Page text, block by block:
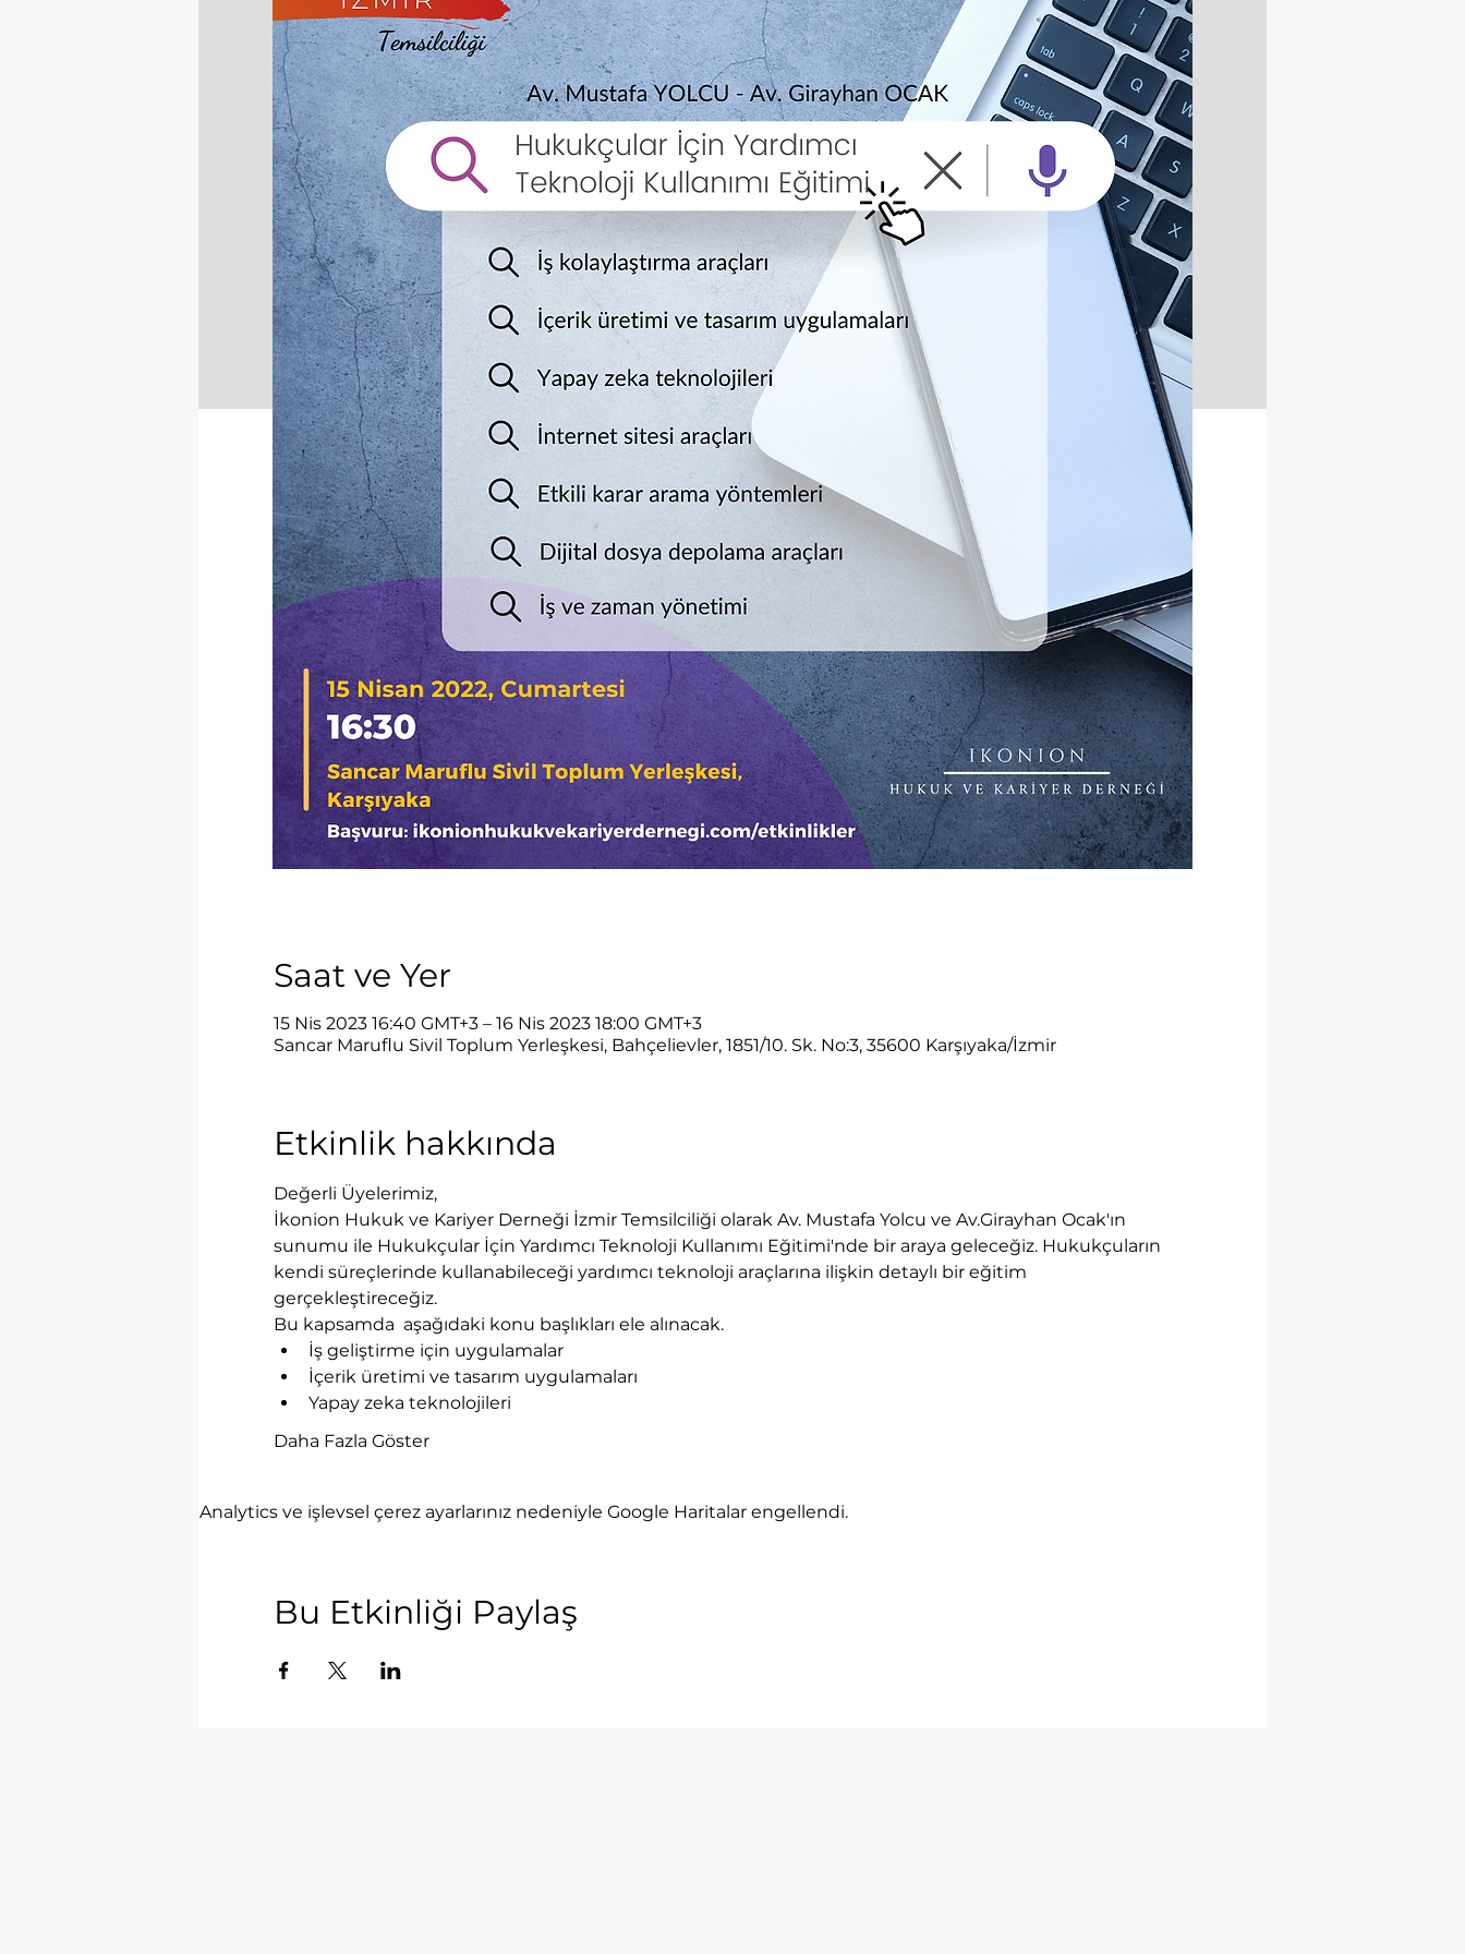
Saat ve Yer
15 Nis 2023 16:40 GMT+3 – 16 Nis 2023 18:00 GMT+3
Sancar Maruflu Sivil Toplum Yerleşkesi, Bahçelievler, 1851/10. Sk. No:3, 35600 Karşıyaka/İzmir
Etkinlik hakkında
Değerli Üyelerimiz,
İkonion Hukuk ve Kariyer Derneği İzmir Temsilciliği olarak Av. Mustafa Yolcu ve Av.Girayhan Ocak'ın
sunumu ile Hukukçular İçin Yardımcı Teknoloji Kullanımı Eğitimi'nde bir araya geleceğiz. Hukukçuların
kendi süreçlerinde kullanabileceği yardımcı teknoloji araçlarına ilişkin detaylı bir eğitim
gerçekleştireceğiz.
Bu kapsamda  aşağıdaki konu başlıkları ele alınacak.
İş geliştirme için uygulamalar
İçerik üretimi ve tasarım uygulamaları
Yapay zeka teknolojileri
Daha Fazla Göster
Analytics ve işlevsel çerez ayarlarınız nedeniyle Google Haritalar engellendi.
Bu Etkinliği Paylaş